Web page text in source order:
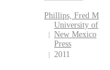
Phillips, Fred M
University of
New Mexico
Press
2011